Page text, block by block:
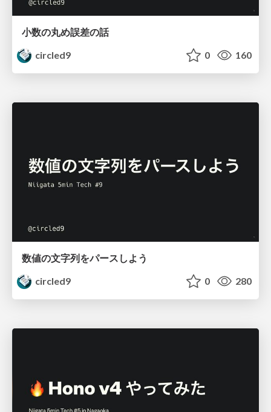
小数の丸め誤差の話
circled9
0 160
数値の文字列をパースしよう
circled9
0 280